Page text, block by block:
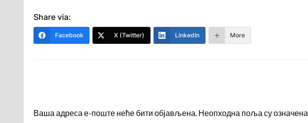
Share via:
Facebook X (Twitter) LinkedIn More
Ваша адреса е-поште неће бити објављена. Неопходна поља су означена